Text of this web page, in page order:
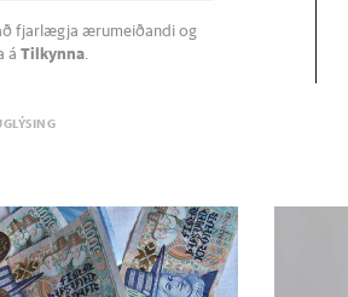
fjarlægja ærumeiðandi og
áTilkynna